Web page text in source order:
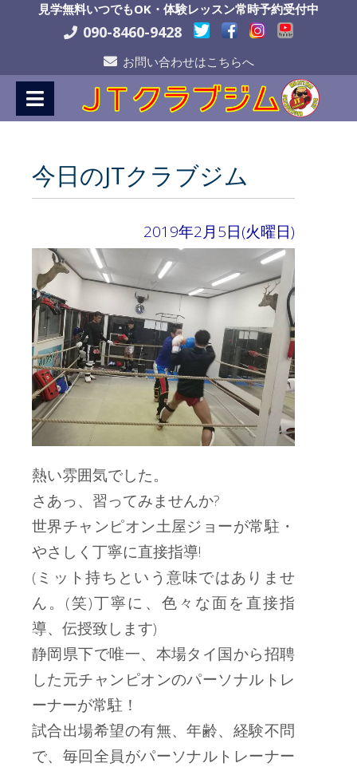
見学無料いつでもOK・体験レッスン常時予約受付中
090-8460-9428
お問い合わせはこちらへ
今日のJTクラブジム
2019年2月5日(火曜日)
熱い雰囲気でした。
さあっ、習ってみませんか?
世界チャンピオン土屋ジョーが常駐・
やさしく丁寧に直接指導!
(ミット持ちという意味ではありませ
ん。(笑)丁寧に、色々な面を直接指
導、伝授致します)
静岡県下で唯一、本場タイ国から招聘
した元チャンピオンのパーソナルトレ
ーナーが常駐！
試合出場希望の有無、年齢、経験不問
で、毎回全員がパーソナルトレーナー